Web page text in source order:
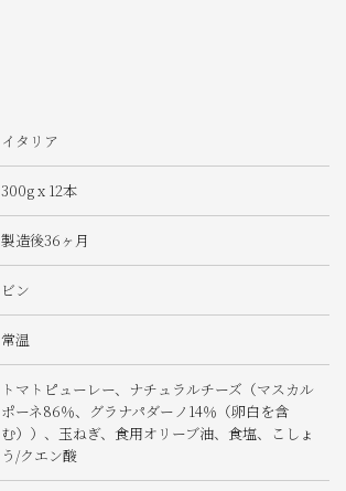
イタリア
300g x 12本
製造後36ヶ月
ビン
常温
トマトピューレー、ナチュラルチーズ（マスカル
ポーネ86％、グラナパダーノ14％（卵白を含
む））、玉ねぎ、食用オリーブ油、食塩、こしょ
う/クエン酸